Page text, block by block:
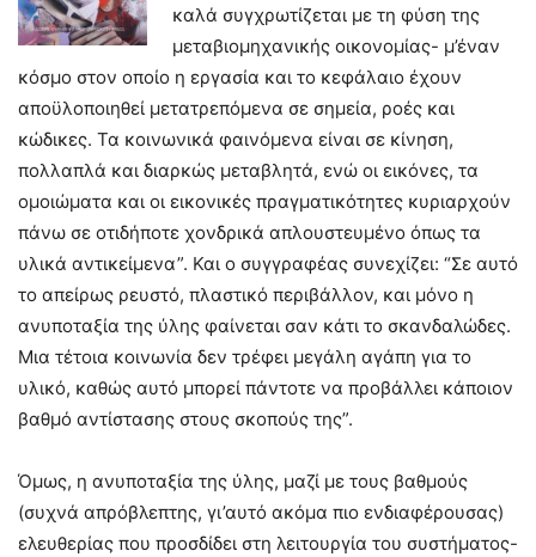
καλά συγχρωτίζεται με τη φύση της
μεταβιομηχανικής οικονομίας- μ’έναν
κόσμο στον οποίο η εργασία και το κεφάλαιο έχουν
αποϋλοποιηθεί μετατρεπόμενα σε σημεία, ροές και
κώδικες. Τα κοινωνικά φαινόμενα είναι σε κίνηση,
πολλαπλά και διαρκώς μεταβλητά, ενώ οι εικόνες, τα
ομοιώματα και οι εικονικές πραγματικότητες κυριαρχούν
πάνω σε οτιδήποτε χονδρικά απλουστευμένο όπως τα
υλικά αντικείμενα”. Και ο συγγραφέας συνεχίζει: “Σε αυτό
το απείρως ρευστό, πλαστικό περιβάλλον, και μόνο η
ανυποταξία της ύλης φαίνεται σαν κάτι το σκανδαλώδες.
Μια τέτοια κοινωνία δεν τρέφει μεγάλη αγάπη για το
υλικό, καθώς αυτό μπορεί πάντοτε να προβάλλει κάποιον
βαθμό αντίστασης στους σκοπούς της”.
Όμως, η ανυποταξία της ύλης, μαζί με τους βαθμούς
(συχνά απρόβλεπτης, γι’αυτό ακόμα πιο ενδιαφέρουσας)
ελευθερίας που προσδίδει στη λειτουργία του συστήματος-